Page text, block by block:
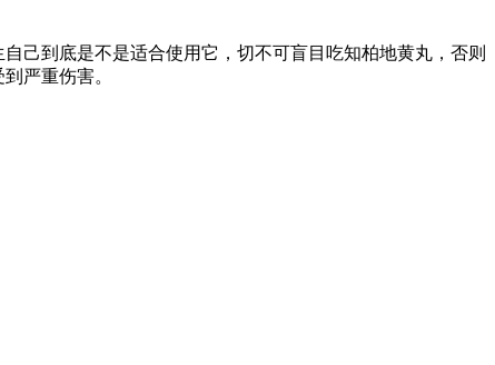
己到底是不是适合使用它，切不可盲目吃知柏地黄丸，否则
严重伤害。